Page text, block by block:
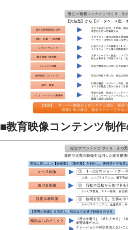
■教育映像コンテンツ制